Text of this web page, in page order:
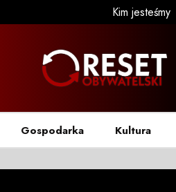
Kim jesteśmy
Gospodarka Kultura